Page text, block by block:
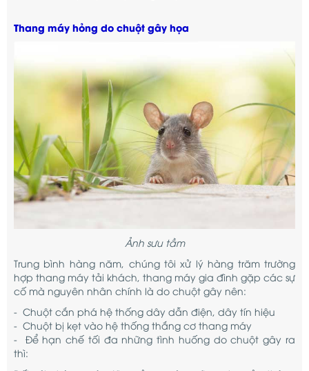
Thang máy hỏng do chuột gây họa
Ảnh sưu tầm
Trung bình hàng năm, chúng tôi xử lý hàng trăm trường
hợp thang máy tải khách, thang máy gia đình gặp các sự
cố mà nguyên nhân chính là do chuột gây nên:
- Chuột cắn phá hệ thống dây dẫn điện, dây tín hiệu
- Chuột bị kẹt vào hệ thống thắng cơ thang máy
- Để hạn chế tối đa những tình huống do chuột gây ra
thì: